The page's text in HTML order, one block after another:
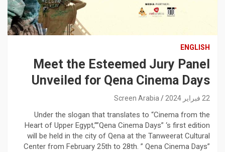
ENGLISH
Meet the Esteemed Jury Panel
Unveiled for Qena Cinema Days
22 فبراير 2024 Screen Arabia
Under the slogan that translates to “Cinema from the
Heart of Upper Egypt,””Qena Cinema Days” ‘s first edition
will be held in the city of Qena at the Tanweerat Cultural
Center from February 25th to 28th. ” Qena Cinema Days”